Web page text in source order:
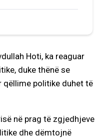
Hoti, ka reaguar
duke thënë se
qëllime politike duhet të
në prag të zgjedhjeve
dhe dëmtojnë